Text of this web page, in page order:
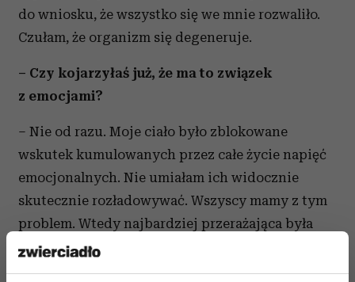
do wniosku, że wszystko się we mnie rozwaliło.
Czułam, że organizm się degeneruje.
– Czy kojarzyłaś już, że ma to związek
z emocjami?
– Nie od razu. Moje ciało było zblokowane
wskutek kumulowanych przez całe życie napięć
emocjonalnych. Nie umiałam ich widocznie
skutecznie rozładowywać. Wszyscy mamy z tym
problem. Wtedy najbardziej przerażająca była
niewiedza, brak diagnozy, lekarstwa, brak
perspektywy. Okropne lata. Na pewno popadałam